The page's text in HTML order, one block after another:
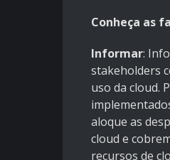
Conheça as
Informar:
stakeholders
uso da cloud.
aloque as
cloud e
recursos de